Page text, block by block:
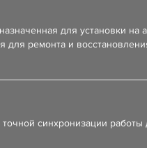
для установки на
для ремонта и
синхронизации работы